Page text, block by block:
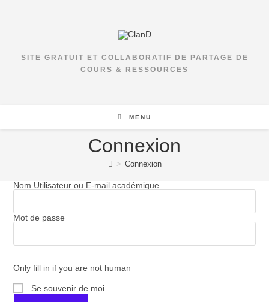
SITE GRATUIT ET COLLABORATIF DE PARTAGE DE
COURS & RESSOURCES
MENU
Connexion
> Connexion
Nom Utilisateur ou E-mail académique
Mot de passe
Only fill in if you are not human
Se souvenir de moi